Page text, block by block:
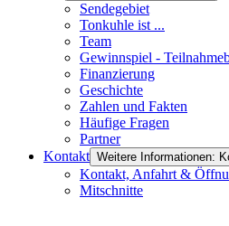
Sendegebiet
Tonkuhle ist ...
Team
Gewinnspiel -
Finanzierung
Geschichte
Zahlen und Fakten
Häufige Fragen
Partner
Kontakt Weitere Informationen:
Kontakt, Anfahrt &
Mitschnitte